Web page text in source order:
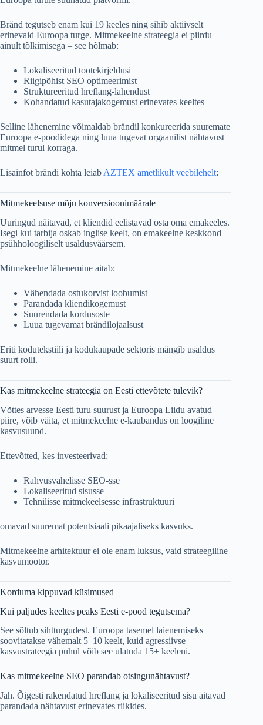
Bränd tegutseb enam kui 19 keeles ning sihib aktiivselt
erinevaid Euroopa turge. Mitmekeelne strateegia ei piirdu
ainult tõlkimisega – see hõlmab:
Lokaliseeritud tootekirjeldusi
Riigipõhist SEO optimeerimist
Struktureeritud hreflang-lahendust
Kohandatud kasutajakogemust erinevates keeltes
Selline lähenemine võimaldab brändil konkureerida suuremate
Euroopa e-poodidega ning luua tugevat orgaanilist nähtavust
mitmel turul korraga.
Lisainfot brändi kohta leiab AZTEX ametlikult veebilehelt:
Mitmekeelsuse mõju konversioonimäärale
Uuringud näitavad, et kliendid eelistavad osta oma emakeeles.
Isegi kui tarbija oskab inglise keelt, on emakeelne keskkond
psühholoogiliselt usaldusväärsem.
Mitmekeelne lähenemine aitab:
Vähendada ostukorvist loobumist
Parandada kliendikogemust
Suurendada kordusoste
Luua tugevamat brändilojaalsust
Eriti kodutekstiili ja kodukaupade sektoris mängib usaldus
suurt rolli.
Kas mitmekeelne strateegia on Eesti ettevõtete tulevik?
Võttes arvesse Eesti turu suurust ja Euroopa Liidu avatud
piire, võib väita, et mitmekeelne e-kaubandus on loogiline
kasvusuund.
Ettevõtted, kes investeerivad:
Rahvusvahelisse SEO-sse
Lokaliseeritud sisusse
Tehnilisse mitmekeelsesse infrastruktuuri
omavad suuremat potentsiaali pikaajaliseks kasvuks.
Mitmekeelne arhitektuur ei ole enam luksus, vaid strateegiline
kasvumootor.
Korduma kippuvad küsimused
Kui paljudes keeltes peaks Eesti e-pood tegutsema?
See sõltub sihtturgudest. Euroopa tasemel laienemiseks
soovitatakse vähemalt 5–10 keelt, kuid agressiivse
kasvustrateegia puhul võib see ulatuda 15+ keeleni.
Kas mitmekeelne SEO parandab otsingunähtavust?
Jah. Õigesti rakendatud hreflang ja lokaliseeritud sisu aitavad
parandada nähtavust erinevates riikides.